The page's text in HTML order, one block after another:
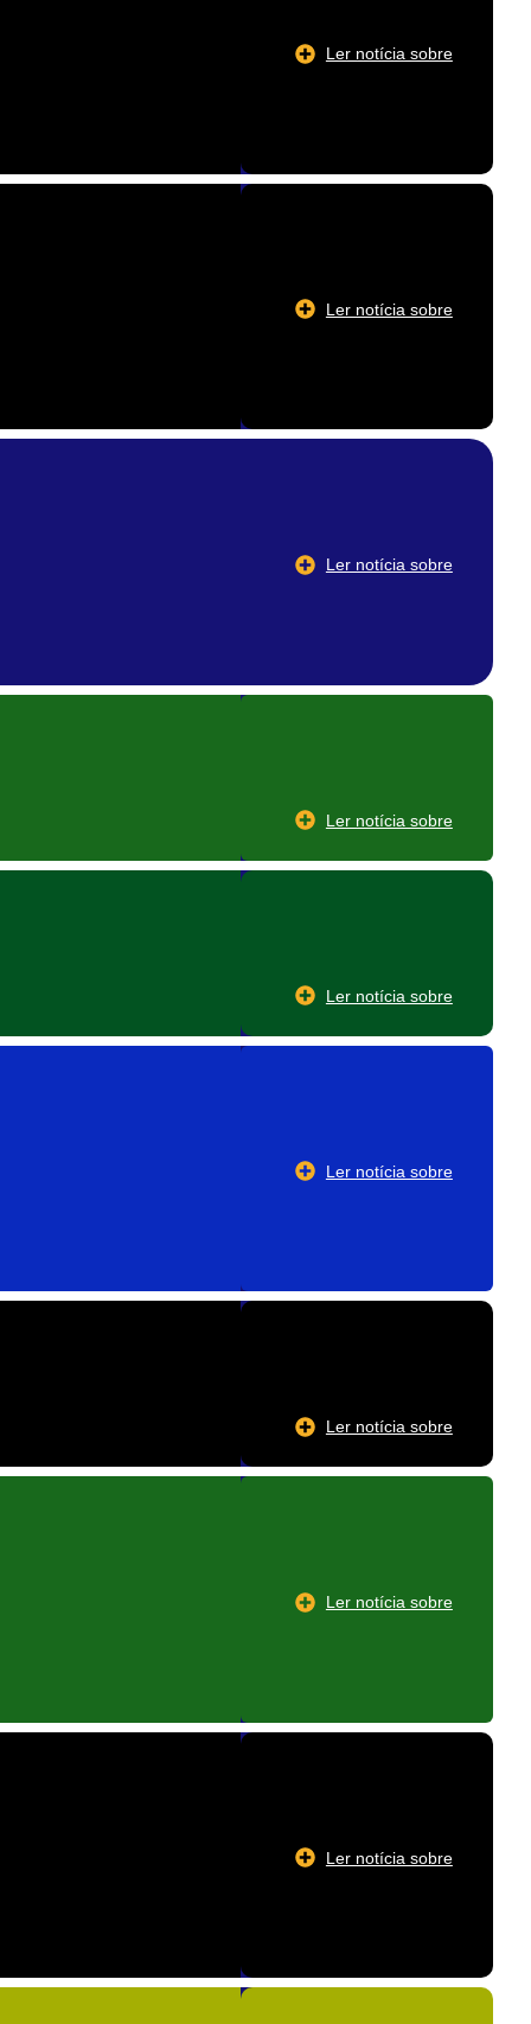
Ler notícia sobre
Ler notícia sobre
Ler notícia sobre
Ler notícia sobre
Ler notícia sobre
Ler notícia sobre
Ler notícia sobre
Ler notícia sobre
Ler notícia sobre